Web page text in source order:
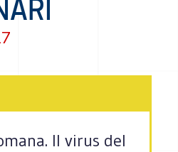
Il virus del